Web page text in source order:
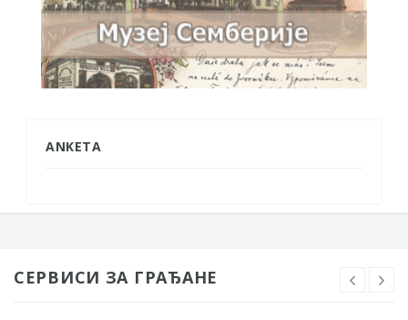
ANKETA
СЕРВИСИ ЗА ГРАЂАНЕ